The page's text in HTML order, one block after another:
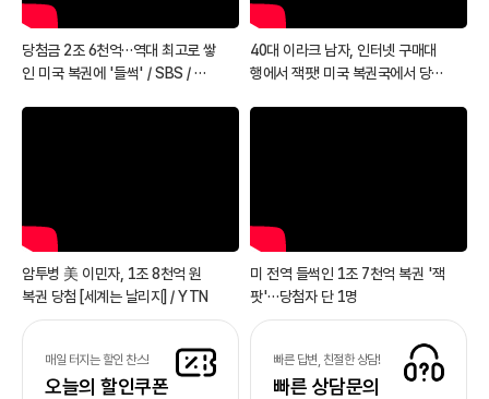
당첨금 2조 6천억…역대 최고로 쌓
인 미국 복권에 '들썩' / SBS / 월
40대 이라크 남자, 인터넷 구매대
행에서 잭팟! 미국 복권국에서 당첨
암투병 美 이민자, 1조 8천억 원
복권 당첨 [세계는 날리지] / YTN
미 전역 들썩인 1조 7천억 복권 '잭
팟'…당첨자 단 1명
매일 터지는 할인 찬스!
오늘의 할인쿠폰
빠른 답변, 친절한 상담!
빠른 상담문의